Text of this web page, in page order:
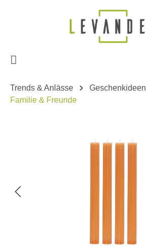
Zum Hauptinhalt springen
Trends & Anlässe
Geschenkideen
Familie & Freunde
Bildergalerie überspringen